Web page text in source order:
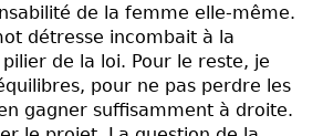
de la femme elle-même.
détresse incombait à la
de la loi. Pour le reste, je
pour ne pas perdre les
gagner suffisamment à droite.